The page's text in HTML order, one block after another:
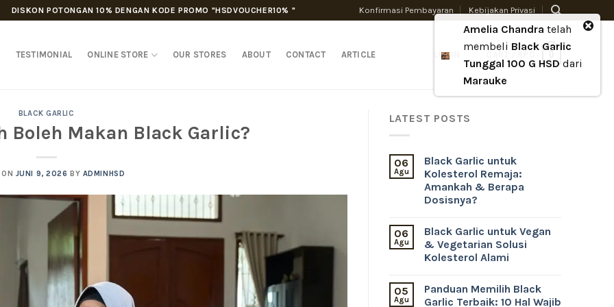
DISKON POTONGAN 10% DENGAN KODE PROMO "HSDVOUCHER10% " Konfirmasi Pembayaran Kebijakan Privasi
TESTIMONIAL ONLINE STORE OUR STORES ABOUT CONTACT ARTICLE LOGIN
BLACK GARLIC
Boleh Makan Black Garlic?
JUNI 9, 2026 BY ADMINHSD
LATEST POSTS
06
Agu
Black Garlic untuk
Kolesterol Remaja:
Amankah & Berapa
Dosisnya?
06
Agu
Black Garlic untuk Vegan
& Vegetarian Solusi
Kolesterol Alami
05
Agu
Panduan Memilih Black
Garlic Terbaik: 10 Hal Wajib
Amelia Chandra telah
membeli Black Garlic
Tunggal 100 G HSD dari
Marauke